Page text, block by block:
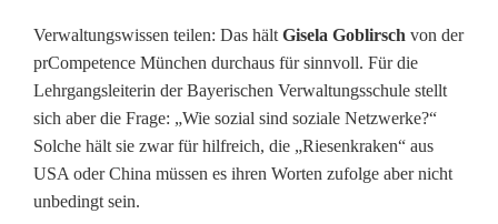
i
a
f
ü
r
Verwaltungswissen teilen: Das hält Gisela Goblirsch von der
prCompetence München durchaus für sinnvoll. Für die
Lehrgangsleiterin der Bayerischen Verwaltungsschule stellt
sich aber die Frage: „Wie sozial sind soziale Netzwerke?“
Solche hält sie zwar für hilfreich, die „Riesenkraken“ aus
USA oder China müssen es ihren Worten zufolge aber nicht
unbedingt sein.